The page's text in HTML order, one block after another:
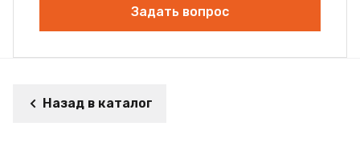
Задать вопрос
Назад в каталог